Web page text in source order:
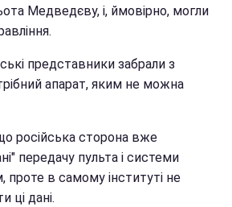
Медведєву, і, ймовірно, могли
представники забрали з
апарат, яким не можна
російська сторона вже
передачу пульта і системи
проте в самому інституті не
ці дані.